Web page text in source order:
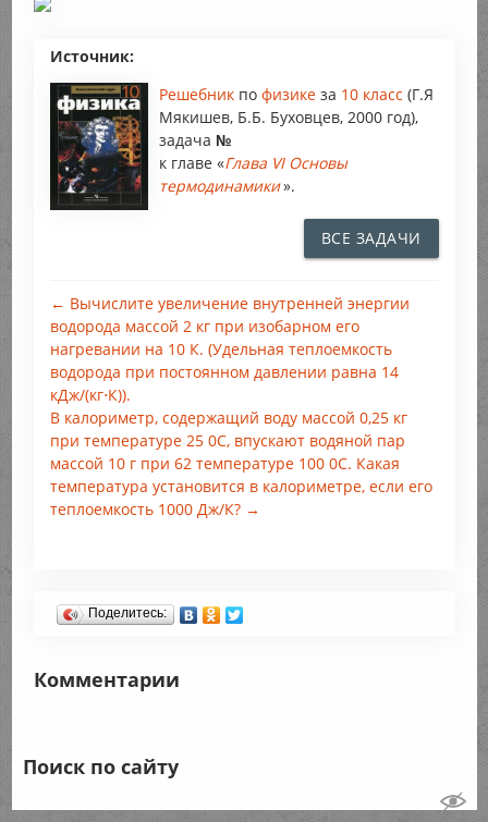
Источник:
Решебник по физике за 10 класс (Г.Я
Мякишев, Б.Б. Буховцев, 2000 год),
задача №
к главе «Глава VI Основы
термодинамики».
ВСЕ ЗАДАЧИ
← Вычислите увеличение внутренней энергии
водорода массой 2 кг при изобарном его
нагревании на 10 К. (Удельная теплоемкость
водорода при постоянном давлении равна 14
кДж/(кг⋅К)).
В калориметр, содержащий воду массой 0,25 кг
при температуре 25 0С, впускают водяной пар
массой 10 г при 62 температуре 100 0С. Какая
температура установится в калориметре, если его
теплоемкость 1000 Дж/К? →
Поделитесь:
Комментарии
Поиск по сайту